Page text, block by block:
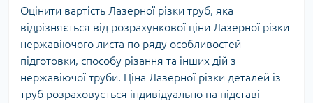
Оцінити вартість Лазерної різки труб, яка
відрізняється від розрахункової ціни Лазерної різки
нержавіючого листа по ряду особливостей
підготовки, способу різання та інших дій з
нержавіючої труби. Ціна Лазерної різки деталей із
труб розраховується індивідуально на підставі